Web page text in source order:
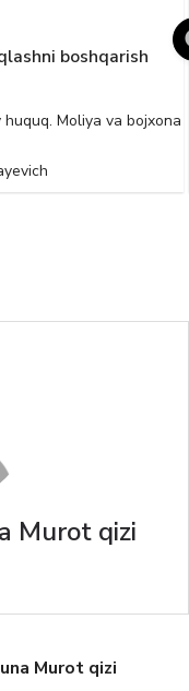
boshqarish
Moliya va bojxona
Murot qizi
Murot qizi